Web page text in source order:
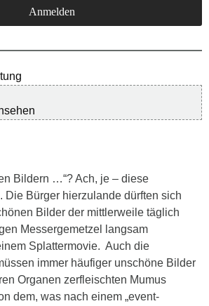
Bildern …“? Ach, je – diese
Die Bürger hierzulande dürften sich
Bilder der mittlerweile täglich
Messergemetzel langsam
Splattermovie. Auch die
immer häufiger unschöne Bilder
Organen zerfleischten Mumus
dem, was nach einem „event-